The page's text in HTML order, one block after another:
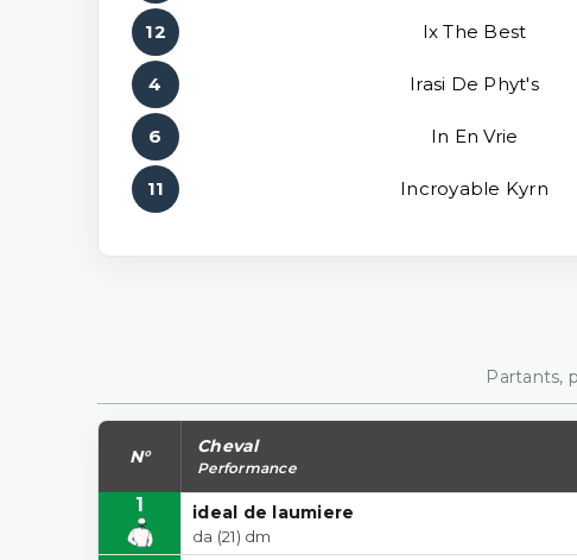
12 Ix The Best
4 Irasi De Phyt's
6 In En Vrie
11 Incroyable Kyrn
Partants,
N° Cheval
Performance
1 ideal de laumiere
da (21) dm